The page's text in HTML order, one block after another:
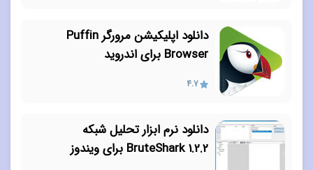
دانلود اپلیکیشن مرورگر Puffin
Browser برای اندروید
4.7
دانلود نرم ابزار تحلیل شبکه
BruteShark 1.2.2 برای ویندوز